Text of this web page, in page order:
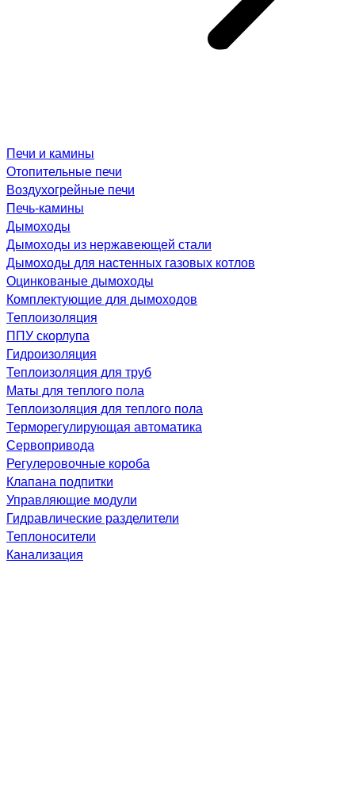
Печи и камины
Отопительные печи
Воздухогрейные печи
Печь-камины
Дымоходы
Дымоходы из нержавеющей стали
Дымоходы для настенных газовых котлов
Оцинкованые дымоходы
Комплектующие для дымоходов
Теплоизоляция
ППУ скорлупа
Гидроизоляция
Теплоизоляция для труб
Маты для теплого пола
Теплоизоляция для теплого пола
Терморегулирующая автоматика
Сервопривода
Регулеровочные короба
Клапана подпитки
Управляющие модули
Гидравлические разделители
Теплоносители
Канализация